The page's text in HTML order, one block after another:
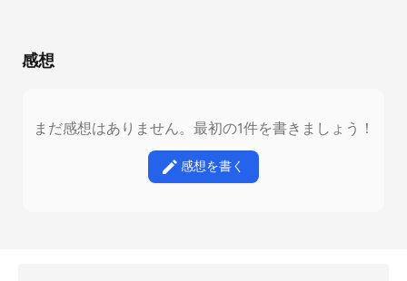
感想
まだ感想はありません。最初の1件を書きましょう！
感想を書く